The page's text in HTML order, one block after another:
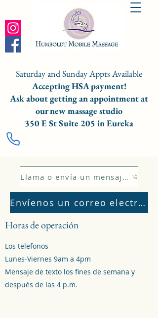
Saturday and Sunday Appts Available
Accepting HSA payment!
Ask about getting an appointment at
our new massage studio
350 E St Suite 205 in Eureka
Llama o envía un mensaje de texto al 707.832.2929
Envíenos un correo electrónico: info@humboldtmobilemassage.com
Horas de operación
Los telefonos
Lunes-Viernes 9am a 4pm
Mensaje de texto los fines de semana y
después de las 4 p.m.